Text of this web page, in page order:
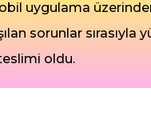
uygulama
sorunlar
oldu.